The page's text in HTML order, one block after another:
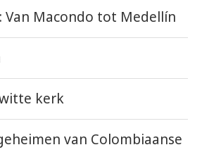
Van Macondo tot Medellín
witte kerk
van Colombiaanse